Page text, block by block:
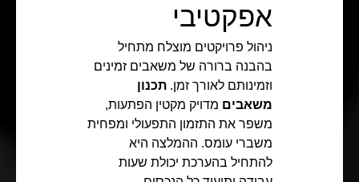
אפקטיבי
ניהול פרויקטים מוצלח מתחיל
בהבנה ברורה של משאבים זמינים
וזמינותם לאורך זמן. תכנון
משאבים מדויק מקטין הפתעות,
משפר את התזמון התפעולי ומפחית
משברי עומס. ההמלצה היא
להתחיל בהערכת יכולת שעות